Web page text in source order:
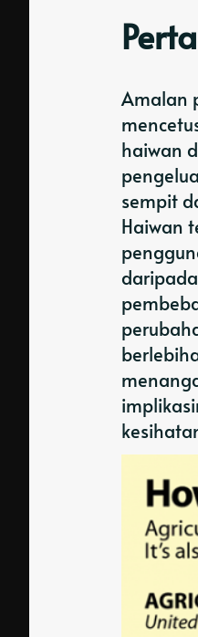
Amalan
haiwan
sempit
Haiwan